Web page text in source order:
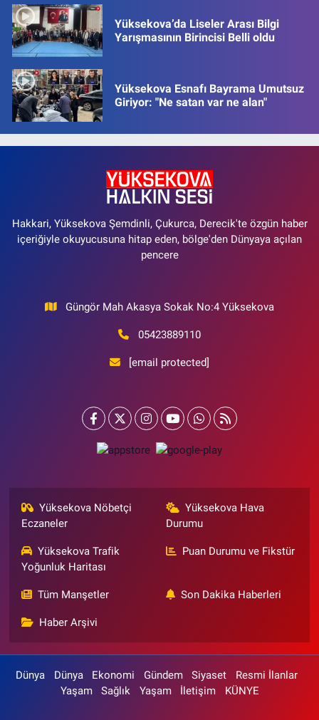
Yüksekova’da Liseler Arası Bilgi
Yarışmasının Birincisi Belli oldu
Yüksekova Esnafı Bayrama Umutsuz
Giriyor: "Ne satan var ne alan"
Hakkari, Yüksekova Şemdinli, Çukurca, Derecik'te özgün haber
içeriğiyle okuyucusuna hitap eden, bölge'den Dünyaya açılan
pencere
Güngör Mah Akasya Sokak No:4 Yüksekova
05423889110
[email protected]
Yüksekova Nöbetçi
Eczaneler
Yüksekova Hava
Durumu
Yüksekova Trafik
Yoğunluk Haritası
Puan Durumu ve Fikstür
Tüm Manşetler Son Dakika Haberleri
Haber Arşivi
Dünya Dünya Ekonomi Gündem Siyaset
Resmi İlanlar
Yaşam
Sağlık Yaşam İletişim KÜNYE